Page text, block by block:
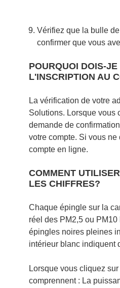
Vérifiez que la bulle
confirmer que vous
POURQUOI DOIS-
L'INSCRIPTION AU
La vérification de votre
Solutions. Lorsque vous
demande de
votre compte. Si vous
compte en ligne.
COMMENT
LES CHIFFRES?
Chaque épingle sur la
réel des PM2,5 ou
épingles noires pleines
intérieur blanc indiquent
Lorsque vous cliquez
comprennent : La